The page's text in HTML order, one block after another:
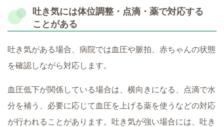
吐き気には体位調整・点滴・薬で対応する
ことがある
吐き気がある場合、病院では血圧や脈拍、赤ちゃんの状態
を確認しながら対応します。
血圧低下が関係している場合は、横向きになる、点滴で水
分を補う、必要に応じて血圧を上げる薬を使うなどの対応
が行われることがあります。吐き気が強い場合には、吐き